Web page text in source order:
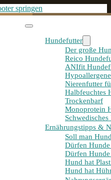
springen
Hundefutter
Der große
Reico
ANIfit
Nierenfutter
Halbfeuchtes
Trockenbarf
Monoprotein
Ernährungstipps &
Soll man
Dürfen
Dürfen Hunde
Hund hat
Hund hat